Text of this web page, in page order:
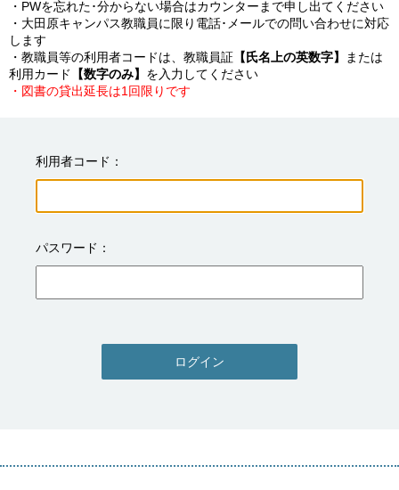
・PWを忘れた･分からない場合はカウンターまで申し出てください
・大田原キャンパス教職員に限り電話･メールでの問い合わせに対応
します
・教職員等の利用者コードは、教職員証 【氏名上の英数字】
または
利用カード
【数字のみ】
・図書の貸出延長は1回限りです
利用者コード
パスワード
ログイン